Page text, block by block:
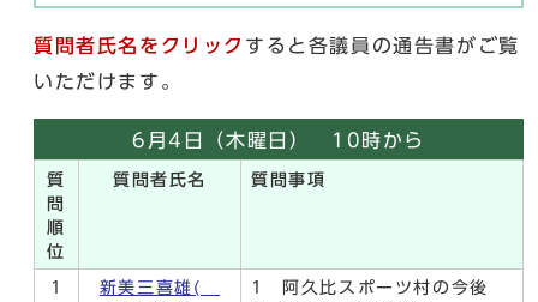
質問者氏名をクリック すると各議員の通告書がご覧
いただけます。
6月4日（木曜日） 10時から
質
問
順
位
質問者氏名 質問事項
1
新美三喜雄(
1 阿久比スポーツ村の今後